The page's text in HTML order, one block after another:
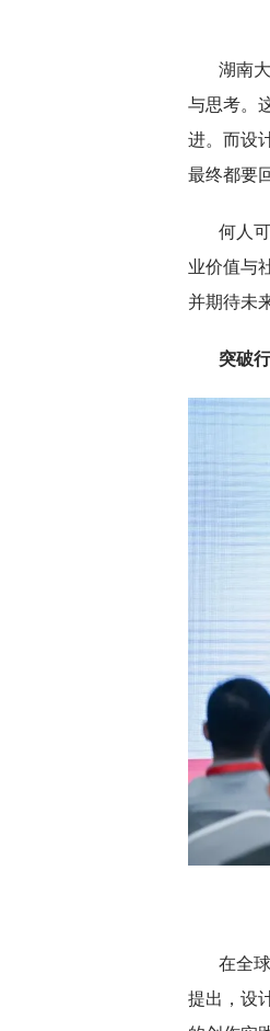
湖南
与思考。
进。而设
最终都要
何人
业价值与
并期待未
突破
在全
提出，设